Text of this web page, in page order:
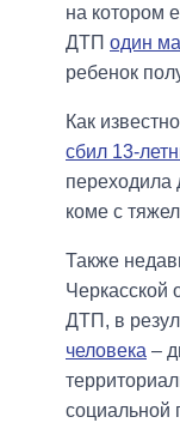
на котором
ДТП один
ребенок
Как
сбил 13-
переходила
коме с
Также
Черкасской
ДТП, в
человека –
социальной